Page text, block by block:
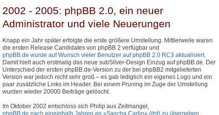
2002 - 2005: phpBB 2.0, ein neuer
Administrator und viele Neuerungen
Knapp ein Jahr später erfolgte die erste größere Umstellung. Mittlerweile waren
die ersten Release Candidates von phpBB 2 verfügbar und
phpBB.de wurde auf Wunsch vieler Benutzer auf phpBB 2.0 RC3 aktualisiert.
Damit hielt auch erstmalig das neue subSilver-Design Einzug auf phpBB.de. Der
Unterschied der ersten phpBB.de-Version zu der bei phpBB2 mitgelieferten
Version war jedoch nicht sehr groß – es gab lediglich ein eigenes Logo und ein
paar zusätzliche Links im Header. Bei einem Pruning im Zuge der Umstellung
wurden wieder 20000 Beiträge gelöscht.
Im Oktober 2002 entschloss sich Philip aus Zeitmangel,
phpBB.de nach eineinhalb Jahren an »Sascha Carlin« (itst) zu übergeben